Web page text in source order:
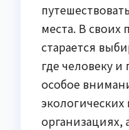
места. В своих
старается
где человеку
особое
экологических